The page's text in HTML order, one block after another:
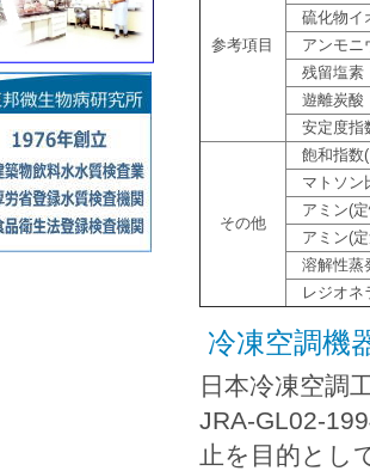
参考項目
硫化物イ
アンモニ
残留塩素
遊離炭酸
安定度指
その他
飽和指数
マトソン
アミン(定
アミン(定
溶解性蒸
レジオネ
冷凍空調機
日本冷凍空調
JRA-GL02-
止を目的とし